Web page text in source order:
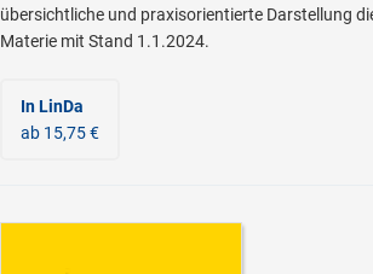
übersichtliche und praxisorientierte Darstellung
Materie mit Stand 1.1.2024.
In LinDa
ab 15,75 €